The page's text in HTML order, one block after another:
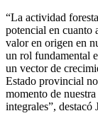
“La actividad
potencial en cuanto
valor en origen en
un rol fundamental
un vector de
Estado provincial
momento de
integrales”, destacó